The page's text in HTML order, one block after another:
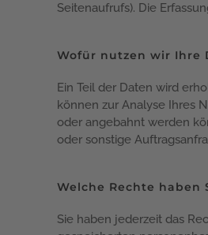
Seitenaufrufs). Die
Wofür nutzen wir Ihre
Ein Teil der Daten wird
können zur Analyse Ihres
oder angebahnt werden
oder sonstige
Welche Rechte haben
Sie haben jederzeit das